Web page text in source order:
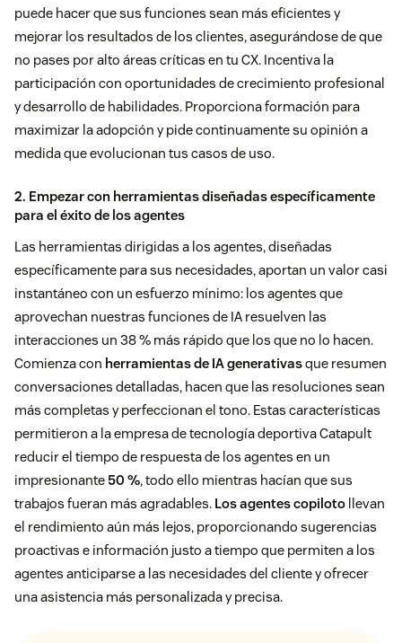
puede hacer que sus funciones sean más eficientes y
mejorar los resultados de los clientes, asegurándose de que
no pases por alto áreas críticas en tu CX. Incentiva la
participación con oportunidades de crecimiento profesional
y desarrollo de habilidades. Proporciona formación para
maximizar la adopción y pide continuamente su opinión a
medida que evolucionan tus casos de uso.
2. Empezar con herramientas diseñadas específicamente
para el éxito de los agentes
Las herramientas dirigidas a los agentes, diseñadas
específicamente para sus necesidades, aportan un valor casi
instantáneo con un esfuerzo mínimo: los agentes que
aprovechan nuestras funciones de IA resuelven las
interacciones un 38 % más rápido que los que no lo hacen.
Comienza con herramientas de IA generativasque resumen
conversaciones detalladas, hacen que las resoluciones sean
más completas y perfeccionan el tono. Estas características
permitieron a la empresa de tecnología deportiva Catapult
reducir el tiempo de respuesta de los agentes en un
impresionante 50 %, todo ello mientras hacían que sus
trabajos fueran más agradables. Los agentes copiloto llevan
el rendimiento aún más lejos, proporcionando sugerencias
proactivas e información justo a tiempo que permiten a los
agentes anticiparse a las necesidades del cliente y ofrecer
una asistencia más personalizada y precisa.